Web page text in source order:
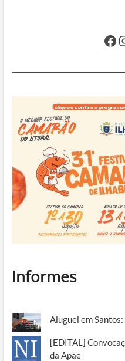
Informes
Aluguel em
[EDITAL]
da Apae